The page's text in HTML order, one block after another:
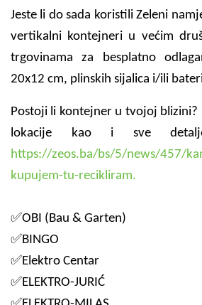
Jeste li do sada koristili Zeleni
vertikalni kontejneri u većim
trgovinama za besplatno
20x12 cm, plinskih sijalica i/ili
Postoji li kontejner u tvojoj blizini?
lokacije kao i sve
https://zeos.ba/bs/5/news/457/
kupujem-tu-recikliram.
✅OBI (Bau & Garten)
✅BINGO
✅Elektro Centar
✅ELEKTRO-JURIĆ